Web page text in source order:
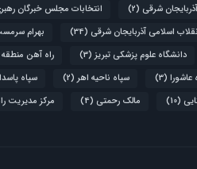
شرقی (2) انتخابات مجلس خبرگان
اسلامی آذربایجان شرقی (34) بهرام
دانشگاه علوم پزشکی تبریز (3) راه آهن منطقه
عاشورا (3) سپاه ناحیه اهر (2) سپاه
(10) مالک رحمتی (4) مرکز مدیریت